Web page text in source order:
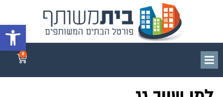
פתח
למי שייך גג